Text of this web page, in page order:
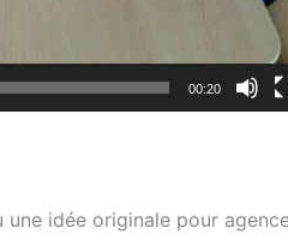
00:20
idée originale pour